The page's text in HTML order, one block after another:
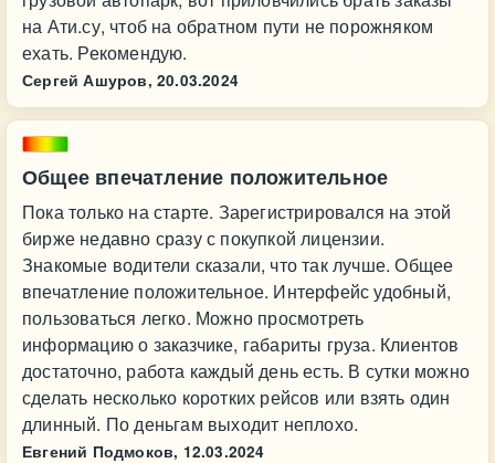
на Ати.су, чтоб на обратном пути не порожняком
ехать. Рекомендую.
Сергей Ашуров, 20.03.2024
Общее впечатление положительное
Пока только на старте. Зарегистрировался на этой
бирже недавно сразу с покупкой лицензии.
Знакомые водители сказали, что так лучше. Общее
впечатление положительное. Интерфейс удобный,
пользоваться легко. Можно просмотреть
информацию о заказчике, габариты груза. Клиентов
достаточно, работа каждый день есть. В сутки можно
сделать несколько коротких рейсов или взять один
длинный. По деньгам выходит неплохо.
Евгений Подмоков, 12.03.2024